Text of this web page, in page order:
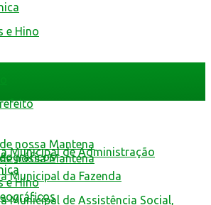
e Hino
Municipal de Administração
Municipal da Fazenda
Municipal de Assistência Social,
nossa Mantena
nossa Mantena
e Hino